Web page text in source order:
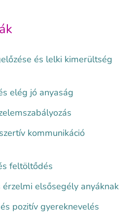
és lelki kimerültség
elég jó anyaság
kommunikáció
feltöltődés
érzelmi elsősegély anyáknak
pozitív gyereknevelés